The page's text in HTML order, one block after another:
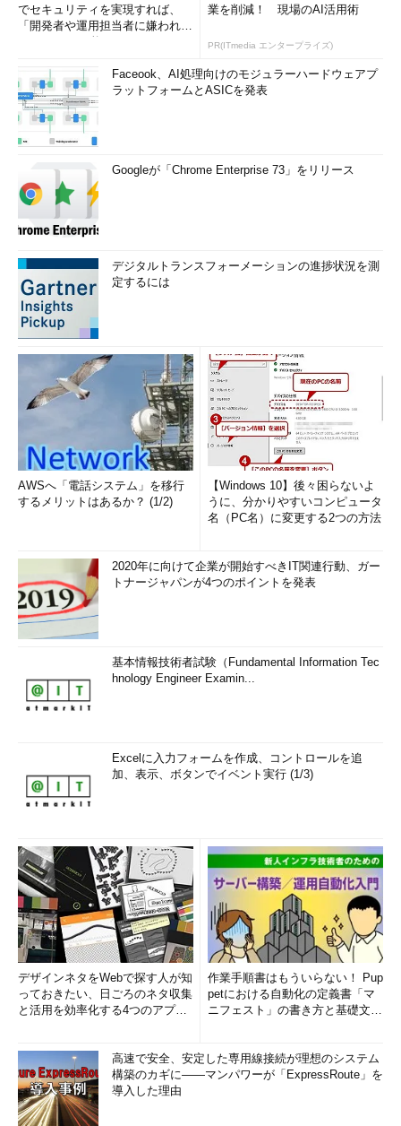
でセキュリティを実現すれば、
「開発者や運用担当者に嫌われな
業を削減！ 現場のAI活用術
PR(ITmedia エンタープライズ)
Faceook、AI処理向けのモジュラーハードウェアプ
ラットフォームとASICを発表
Googleが「Chrome Enterprise 73」をリリース
デジタルトランスフォーメーションの進捗状況を測
定するには
AWSへ「電話システム」を移行
するメリットはあるか？ (1/2)
【Windows 10】後々困らないよ
うに、分かりやすいコンピュータ
名（PC名）に変更する2つの方法
2020年に向けて企業が開始すべきIT関連行動、ガー
トナージャパンが4つのポイントを発表
基本情報技術者試験（Fundamental Information Tec
hnology Engineer Examin...
Excelに入力フォームを作成、コントロールを追
加、表示、ボタンでイベント実行 (1/3)
デザインネタをWebで探す人が知
っておきたい、日ごろのネタ収集
と活用を効率化する4つのアプリ
作業手順書はもういらない！ Pup
petにおける自動化の定義書「マ
ニフェスト」の書き方と基礎文法
高速で安全、安定した専用線接続が理想のシステム
構築のカギに――マンパワーが「ExpressRoute」を
導入した理由